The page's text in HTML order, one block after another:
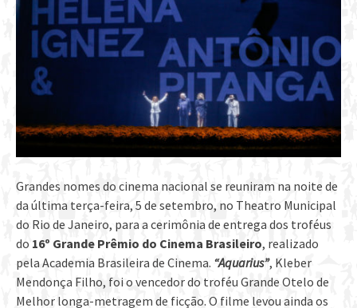
Grandes nomes do cinema nacional se reuniram na noite de
da última terça-feira, 5 de setembro, no Theatro Municipal
do Rio de Janeiro, para a cerimônia de entrega dos troféus
do 16º Grande Prêmio do Cinema Brasileiro, realizado
pela Academia Brasileira de Cinema. “Aquarius”, Kleber
Mendonça Filho, foi o vencedor do troféu Grande Otelo de
Melhor longa-metragem de ficção. O filme levou ainda os